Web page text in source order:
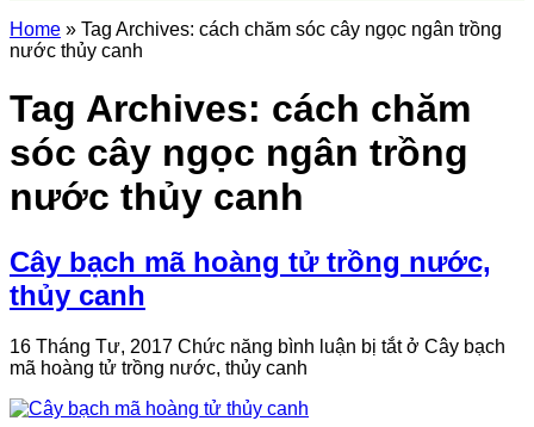
Home » Tag Archives: cách chăm sóc cây ngọc ngân trồng
nước thủy canh
Tag Archives: cách chăm
sóc cây ngọc ngân trồng
nước thủy canh
Cây bạch mã hoàng tử trồng nước,
thủy canh
16 Tháng Tư, 2017 Chức năng bình luận bị tắtở Cây bạch
mã hoàng tử trồng nước, thủy canh